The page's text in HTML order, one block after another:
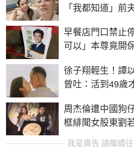
「我都知道」前
早餐店門口禁止
可以」本尊竟開
徐子翔輕生！譚
曾吐：活到49歲
周杰倫遭中國狗
框緋聞女股東劉
我是廣告 請繼續